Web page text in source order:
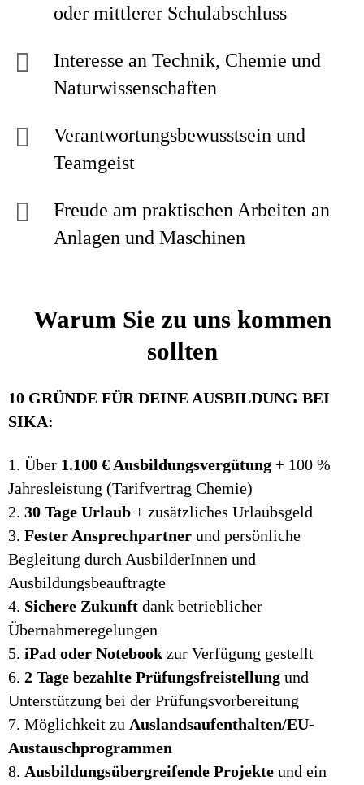
oder mittlerer Schulabschluss
Interesse an Technik, Chemie und
Naturwissenschaften
Verantwortungsbewusstsein und
Teamgeist
Freude am praktischen Arbeiten an
Anlagen und Maschinen
Warum Sie zu uns kommen
sollten
10 GRÜNDE FÜR DEINE AUSBILDUNG BEI
SIKA:
1. Über 1.100 € Ausbildungsvergütung + 100 %
Jahresleistung (Tarifvertrag Chemie)
2. 30 Tage Urlaub + zusätzliches Urlaubsgeld
3. Fester Ansprechpartner und persönliche
Begleitung durch AusbilderInnen und
Ausbildungsbeauftragte
4. Sichere Zukunft dank betrieblicher
Übernahmeregelungen
5. iPad oder Notebook zur Verfügung gestellt
6. 2 Tage bezahlte Prüfungsfreistellung und
Unterstützung bei der Prüfungsvorbereitung
7. Möglichkeit zu Auslandsaufenthalten/EU-
Austauschprogrammen
8. Ausbildungsübergreifende Projekte und ein